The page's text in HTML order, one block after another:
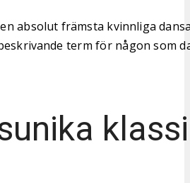
absolut främsta kvinnliga
term för någon som